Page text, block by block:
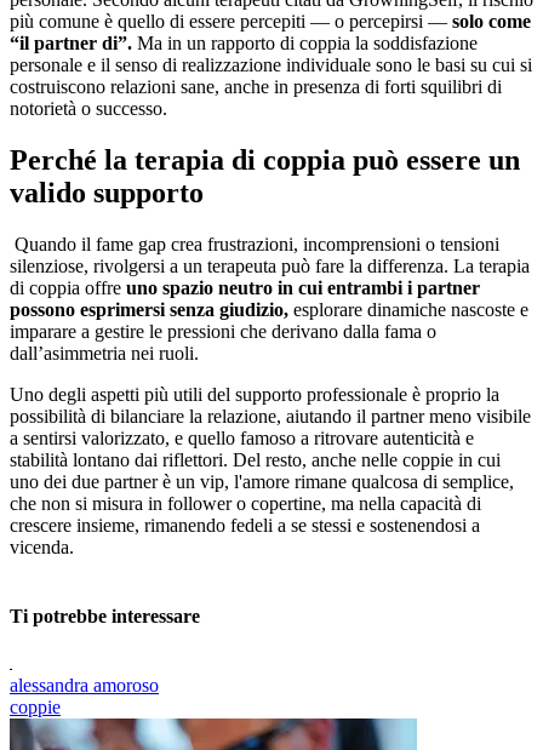
più comune è quello di essere percepiti — o percepirsi — solo come
“il partner di”. Ma in un rapporto di coppia la soddisfazione
personale e il senso di realizzazione individuale sono le basi su cui si
costruiscono relazioni sane, anche in presenza di forti squilibri di
notorietà o successo.
Perché la terapia di coppia può essere un
valido supporto
Quando il fame gap crea frustrazioni, incomprensioni o tensioni
silenziose, rivolgersi a un terapeuta può fare la differenza. La terapia
di coppia offre uno spazio neutro in cui entrambi i partner
possono esprimersi senza giudizio, esplorare dinamiche nascoste e
imparare a gestire le pressioni che derivano dalla fama o
dall’asimmetria nei ruoli.
Uno degli aspetti più utili del supporto professionale è proprio la
possibilità di bilanciare la relazione, aiutando il partner meno visibile
a sentirsi valorizzato, e quello famoso a ritrovare autenticità e
stabilità lontano dai riflettori. Del resto, anche nelle coppie in cui
uno dei due partner è un vip, l'amore rimane qualcosa di semplice,
che non si misura in follower o copertine, ma nella capacità di
crescere insieme, rimanendo fedeli a se stessi e sostenendosi a
vicenda.
Ti potrebbe interessare
alessandra amoroso
coppie